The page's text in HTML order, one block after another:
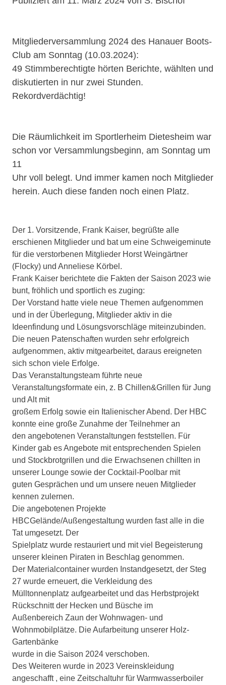
Mitgliederversammlung 2024 des Hanauer Boots-
Club am Sonntag (10.03.2024):
49 Stimmberechtigte hörten Berichte, wählten und
diskutierten in nur zwei Stunden.
Rekordverdächtig!
Die Räumlichkeit im Sportlerheim Dietesheim war
schon vor Versammlungsbeginn, am Sonntag um
11
Uhr voll belegt. Und immer kamen noch Mitglieder
herein. Auch diese fanden noch einen Platz.
Der 1. Vorsitzende, Frank Kaiser, begrüßte alle
erschienen Mitglieder und bat um eine Schweigeminute
für die verstorbenen Mitglieder Horst Weingärtner
(Flocky) und Anneliese Körbel.
Frank Kaiser berichtete die Fakten der Saison 2023 wie
bunt, fröhlich und sportlich es zuging:
Der Vorstand hatte viele neue Themen aufgenommen
und in der Überlegung, Mitglieder aktiv in die
Ideenfindung und Lösungsvorschläge miteinzubinden.
Die neuen Patenschaften wurden sehr erfolgreich
aufgenommen, aktiv mitgearbeitet, daraus ereigneten
sich schon viele Erfolge.
Das Veranstaltungsteam führte neue
Veranstaltungsformate ein, z. B Chillen&Grillen für Jung
und Alt mit
großem Erfolg sowie ein Italienischer Abend. Der HBC
konnte eine große Zunahme der Teilnehmer an
den angebotenen Veranstaltungen feststellen. Für
Kinder gab es Angebote mit entsprechenden Spielen
und Stockbrotgrillen und die Erwachsenen chillten in
unserer Lounge sowie der Cocktail-Poolbar mit
guten Gesprächen und um unsere neuen Mitglieder
kennen zulernen.
Die angebotenen Projekte
HBCGelände/Außengestaltung wurden fast alle in die
Tat umgesetzt. Der
Spielplatz wurde restauriert und mit viel Begeisterung
unserer kleinen Piraten in Beschlag genommen.
Der Materialcontainer wurden Instandgesetzt, der Steg
27 wurde erneuert, die Verkleidung des
Mülltonnenplatz aufgearbeitet und das Herbstprojekt
Rückschnitt der Hecken und Büsche im
Außenbereich Zaun der Wohnwagen- und
Wohnmobilplätze. Die Aufarbeitung unserer Holz-
Gartenbänke
wurde in die Saison 2024 verschoben.
Des Weiteren wurde in 2023 Vereinskleidung
angeschafft , eine Zeitschaltuhr für Warmwasserboiler